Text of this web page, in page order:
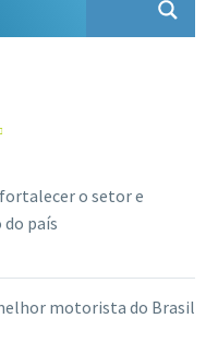
o setor e
país
motorista do Brasil